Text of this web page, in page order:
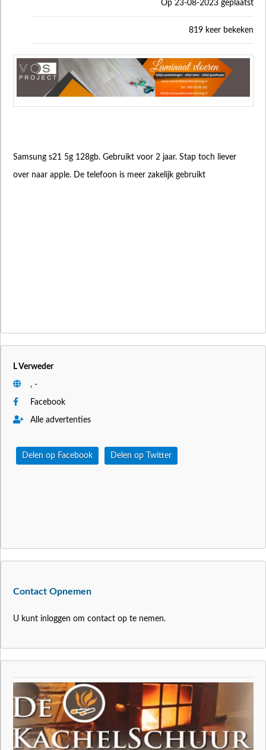
Op 23-08-2023 geplaatst
819 keer bekeken
Samsung s21 5g 128gb. Gebruikt voor 2 jaar. Stap toch liever
over naar apple. De telefoon is meer zakelijk gebruikt
L Verweder
, -
Facebook
Alle advertenties
Delen op Facebook Delen op Twitter
Contact Opnemen
U kunt inloggen om contact op te nemen.